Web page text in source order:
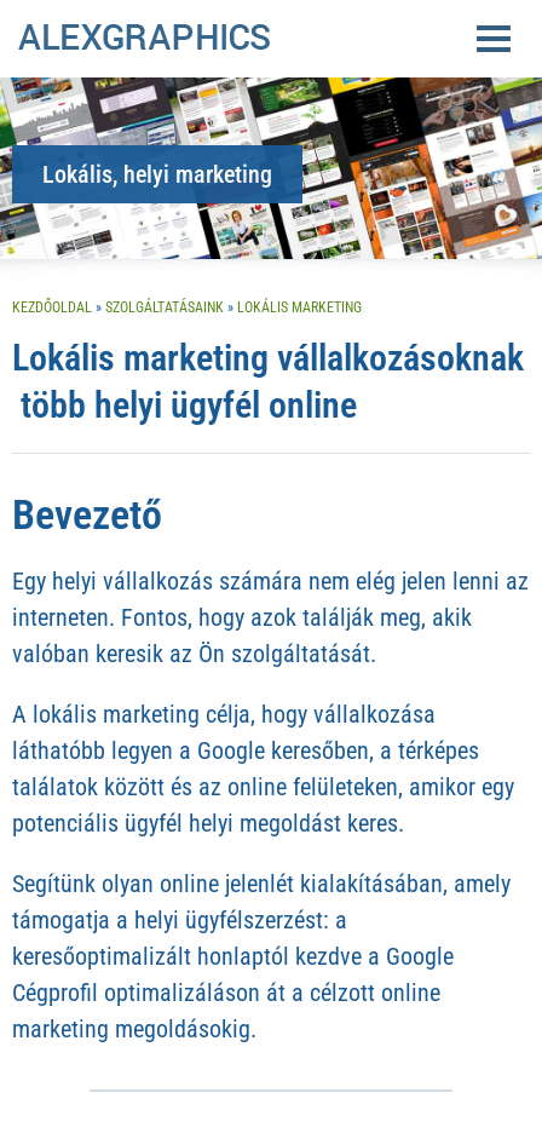
Lokális, helyi marketing
KEZDŐOLDAL » SZOLGÁLTATÁSAINK » LOKÁLIS MARKETING
Lokális marketing vállalkozásoknak
 több helyi ügyfél online
Bevezető
Egy helyi vállalkozás számára nem elég jelen lenni az
interneten. Fontos, hogy azok találják meg, akik
valóban keresik az Ön szolgáltatását.
A lokális marketing célja, hogy vállalkozása
láthatóbb legyen a Google keresőben, a térképes
találatok között és az online felületeken, amikor egy
potenciális ügyfél helyi megoldást keres.
Segítünk olyan online jelenlét kialakításában, amely
támogatja a helyi ügyfélszerzést: a
keresőoptimalizált honlaptól kezdve a Google
Cégprofil optimalizáláson át a célzott online
marketing megoldásokig.